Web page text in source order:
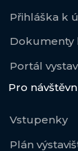
Přihláška k
Dokumenty
Portál
Pro
Vstupenky
Plán